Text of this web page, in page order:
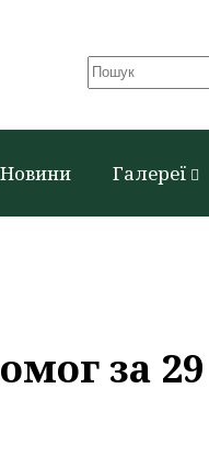
Новини Галереї
за